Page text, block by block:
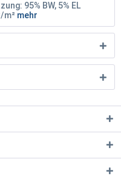
95% BW, 5% EL
m² mehr